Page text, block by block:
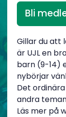
Bli
Gillar du att
är UJL en
barn (9-14)
nybörjar
Det
andra
Läs mer på